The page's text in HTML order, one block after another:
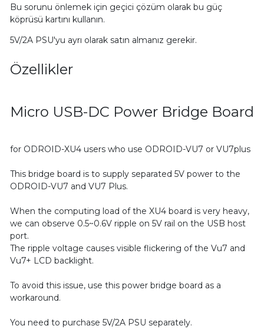
Bu sorunu önlemek için geçici çözüm olarak bu güç
köprüsü kartını kullanın.
5V/2A PSU'yu ayrı olarak satın almanız gerekir.
Özellikler
Micro USB-DC Power Bridge Board
for ODROID-XU4 users who use ODROID-VU7 or VU7plus
This bridge board is to supply separated 5V power to the
ODROID-VU7 and VU7 Plus.
When the computing load of the XU4 board is very heavy,
we can observe 0.5~0.6V ripple on 5V rail on the USB host
port.
The ripple voltage causes visible flickering of the Vu7 and
Vu7+ LCD backlight.
To avoid this issue, use this power bridge board as a
workaround.
You need to purchase 5V/2A PSU separately.